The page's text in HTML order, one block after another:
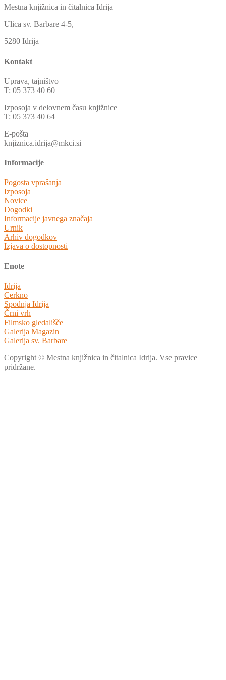
Mestna knjižnica in čitalnica Idrija
Ulica sv. Barbare 4-5,
5280 Idrija
Kontakt
Uprava, tajništvo
T: 05 373 40 60
Izposoja v delovnem času knjižnice
T: 05 373 40 64
E-pošta
knjiznica.idrija@mkci.si
Informacije
Pogosta vprašanja
Izposoja
Novice
Dogodki
Informacije javnega značaja
Urnik
Arhiv dogodkov
Izjava o dostopnosti
Enote
Idrija
Cerkno
Spodnja Idrija
Črni vrh
Filmsko gledališče
Galerija Magazin
Galerija sv. Barbare
Copyright © Mestna knjižnica in čitalnica Idrija. Vse pravice
pridržane.